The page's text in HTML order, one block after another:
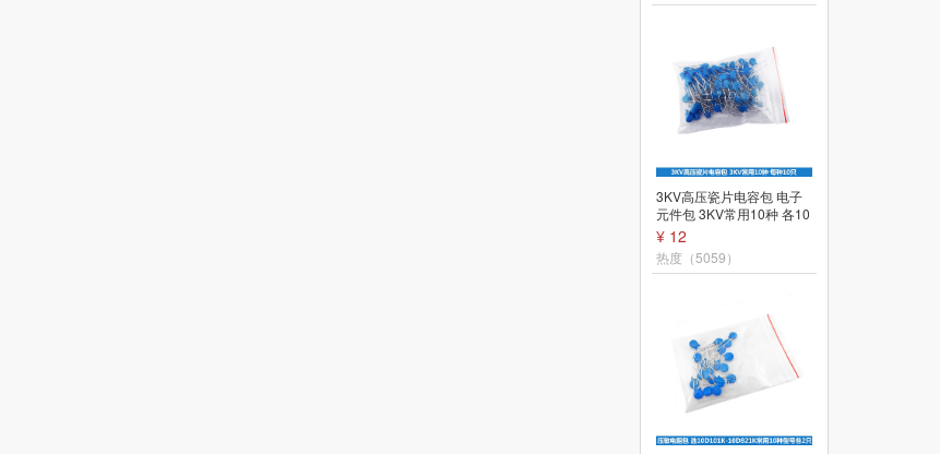
3KV高压瓷片电容包 电子
元件包 3KV常用10种 各10
只共100只
¥ 12
热度（5059）